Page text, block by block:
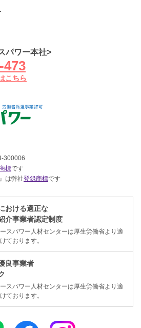
パワー本社>
473
こちら
300006
標です
は弊社登録商標です
おける適正な
介事業者認定制度
スパワー人材センターは厚生労働省より適
ております。
良事業者
スパワー人材センターは厚生労働省より適
ております。